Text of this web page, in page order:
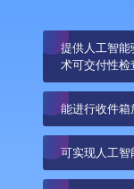
提供人工智能
术可交付性检
能进行收件箱
可实现人工智